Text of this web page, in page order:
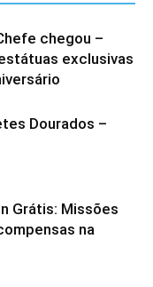
chegou –
exclusivas
Dourados –
Grátis: Missões
na